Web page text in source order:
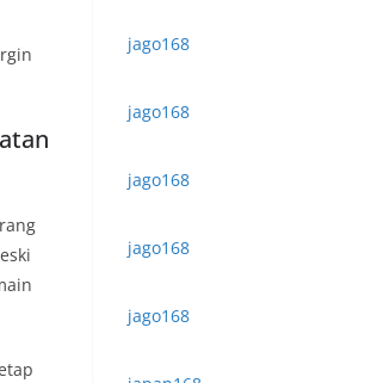
jago168
jago168
jago168
jago168
jago168